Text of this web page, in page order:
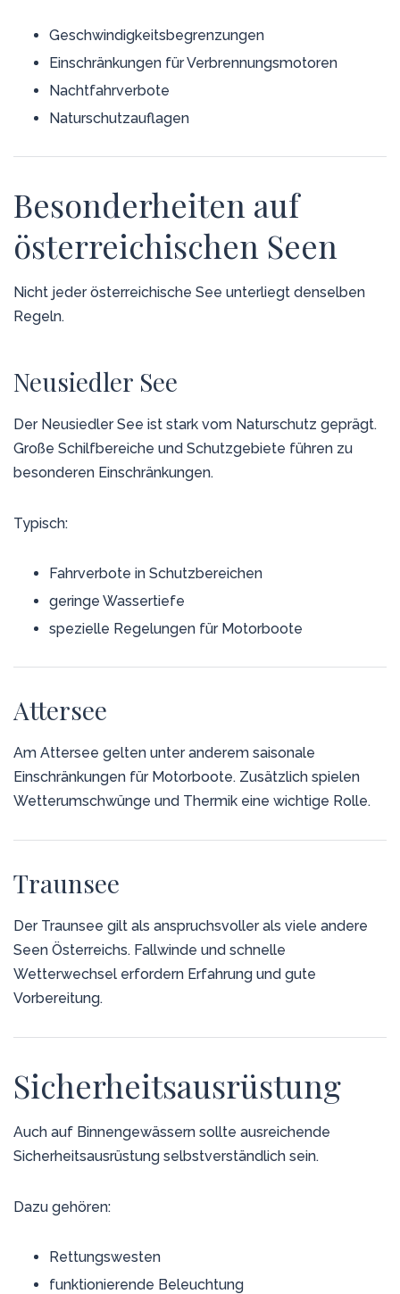
Geschwindigkeitsbegrenzungen
Einschränkungen für Verbrennungsmotoren
Nachtfahrverbote
Naturschutzauflagen
Besonderheiten auf
österreichischen Seen
Nicht jeder österreichische See unterliegt denselben
Regeln.
Neusiedler See
Der Neusiedler See ist stark vom Naturschutz geprägt.
Große Schilfbereiche und Schutzgebiete führen zu
besonderen Einschränkungen.
Typisch:
Fahrverbote in Schutzbereichen
geringe Wassertiefe
spezielle Regelungen für Motorboote
Attersee
Am Attersee gelten unter anderem saisonale
Einschränkungen für Motorboote. Zusätzlich spielen
Wetterumschwünge und Thermik eine wichtige Rolle.
Traunsee
Der Traunsee gilt als anspruchsvoller als viele andere
Seen Österreichs. Fallwinde und schnelle
Wetterwechsel erfordern Erfahrung und gute
Vorbereitung.
Sicherheitsausrüstung
Auch auf Binnengewässern sollte ausreichende
Sicherheitsausrüstung selbstverständlich sein.
Dazu gehören:
Rettungswesten
funktionierende Beleuchtung